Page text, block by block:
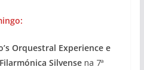
Orquestral Experience e
Silvensena 7ª